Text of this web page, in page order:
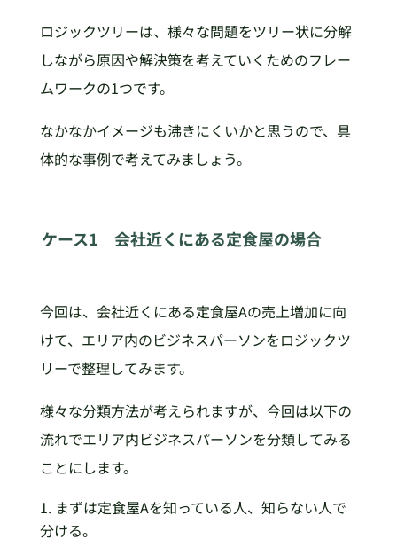
ロジックツリーは、様々な問題をツリー状に分解
しながら原因や解決策を考えていくためのフレー
ムワークの1つです。
なかなかイメージも沸きにくいかと思うので、具
体的な事例で考えてみましょう。
ケース1 会社近くにある定食屋の場合
今回は、会社近くにある定食屋Aの売上増加に向
けて、エリア内のビジネスパーソンをロジックツ
リーで整理してみます。
様々な分類方法が考えられますが、今回は以下の
流れでエリア内ビジネスパーソンを分類してみる
ことにします。
まずは定食屋Aを知っている人、知らない人で
分ける。